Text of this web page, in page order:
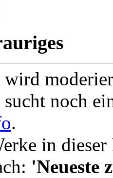
wird
noch
.
in
'Neueste